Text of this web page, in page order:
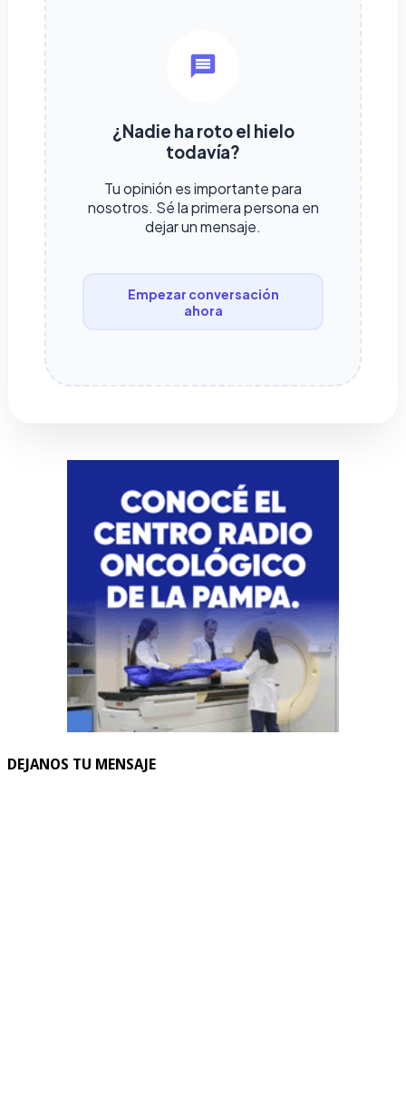
¿Nadie ha roto el hielo
todavía?
Tu opinión es importante para
nosotros. Sé la primera persona en
dejar un mensaje.
Empezar conversación
ahora
DEJANOS TU MENSAJE